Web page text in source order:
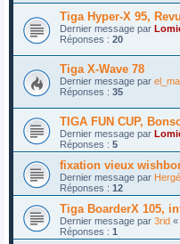
Tiga Hyper-X 95,
Dernier message par
Réponses : 20
Tiga X-Wave 78
Dernier message par
Réponses : 35
TIGA FUN CUP,
Dernier message par
Réponses : 5
fixation vieux
Dernier message par Hergé
Réponses : 12
Tiga BoarderX 105,
Dernier message par 3rid «
Réponses : 1